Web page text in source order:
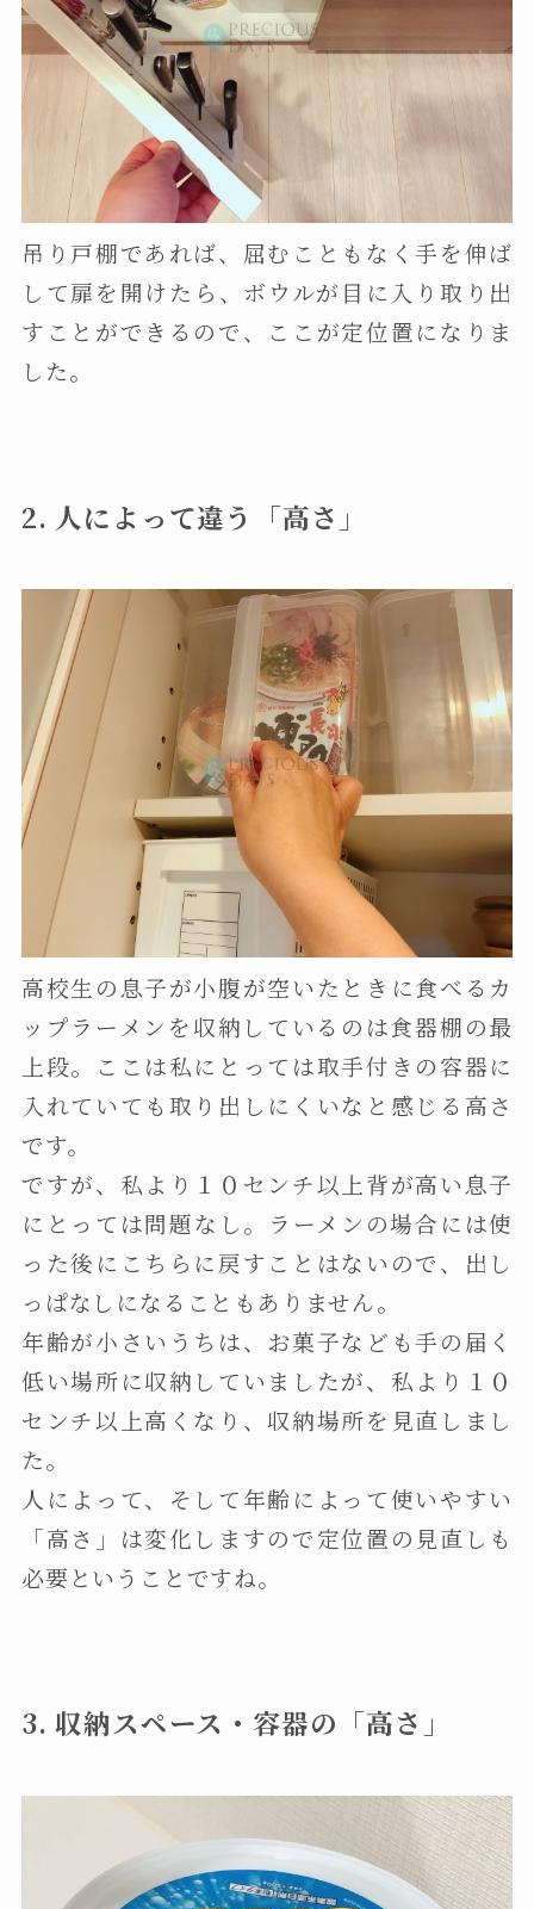
吊り戸棚であれば、屈むこともなく手を伸ば
して扉を開けたら、ボウルが目に入り取り出
すことができるので、ここが定位置になりま
した。
2. 人によって違う「高さ」
高校生の息子が小腹が空いたときに食べるカ
ップラーメンを収納しているのは食器棚の最
上段。ここは私にとっては取手付きの容器に
入れていても取り出しにくいなと感じる高さ
です。
ですが、私より１０センチ以上背が高い息子
にとっては問題なし。ラーメンの場合には使
った後にこちらに戻すことはないので、出し
っぱなしになることもありません。
年齢が小さいうちは、お菓子なども手の届く
低い場所に収納していましたが、私より１０
センチ以上高くなり、収納場所を見直しまし
た。
人によって、そして年齢によって使いやすい
「高さ」は変化しますので定位置の見直しも
必要ということですね。
3. 収納スペース・容器の「高さ」